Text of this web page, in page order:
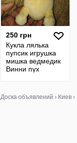
250 грн
Кукла лялька
пупсик игрушка
мишка ведмедик
Винни пух
англия гдр ссср
Доска объявлений › Киев ›